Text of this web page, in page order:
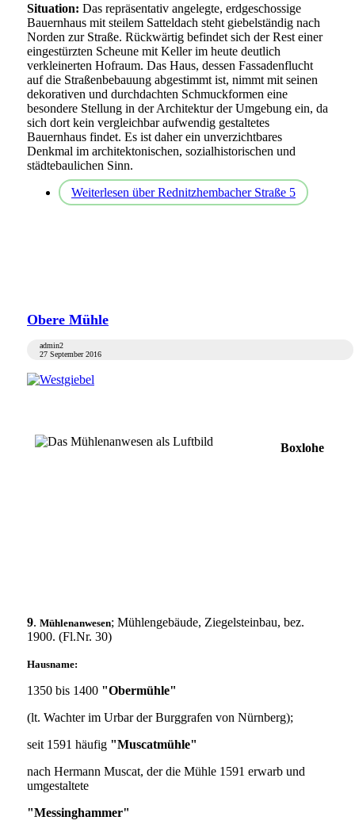
Situation: Das repräsentativ angelegte, erdgeschossige
Bauernhaus mit steilem Satteldach steht giebelständig nach
Norden zur Straße. Rückwärtig befindet sich der Rest einer
eingestürzten Scheune mit Keller im heute deutlich
verkleinerten Hofraum. Das Haus, dessen Fassadenflucht
auf die Straßenbebauung abgestimmt ist, nimmt mit seinen
dekorativen und durchdachten Schmuckformen eine
besondere Stellung in der Architektur der Umgebung ein, da
sich dort kein vergleichbar aufwendig gestaltetes
Bauernhaus findet. Es ist daher ein unverzichtbares
Denkmal im architektonischen, sozialhistorischen und
städtebaulichen Sinn.
Weiterlesen über Rednitzhembacher Straße 5
Obere Mühle
admin2
27 September 2016
Boxlohe
9. Mühlenanwesen; Mühlengebäude, Ziegelsteinbau, bez.
1900. (Fl.Nr. 30)
Hausname:
1350 bis 1400 "Obermühle"
(lt. Wachter im Urbar der Burggrafen von Nürnberg);
seit 1591 häufig "Muscatmühle"
nach Hermann Muscat, der die Mühle 1591 erwarb und
umgestaltete
"Messinghammer"